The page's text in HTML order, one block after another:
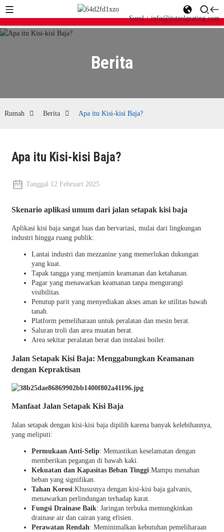
Surel：info@jtsteelgrating.com
Berita
Rumah Berita Apa itu Kisi-kisi Baja?
Apa itu Kisi-kisi Baja?
Tanggal 12 Februari 2025
Skenario aplikasi umum dari jalan setapak kisi baja
Aplikasi kisi baja sangat luas dan bervariasi, mulai dari lingkungan
industri hingga ruang publik:
Lantai industri dan mezzanine yang memerlukan dukungan
yang kuat.
Tapak tangga yang menjamin keamanan dan ketahanan.
Pagar yang menawarkan keamanan tanpa mengurangi
visibilitas.
Penutup parit yang menyediakan akses aman ke utilitas bawah
tanah.
Platform pemeliharaan untuk peralatan dan mesin berat.
Saluran troli dan area muatan berat.
Area sekitar peralatan berat dan instalasi boiler.
Jalan Setapak Kisi Baja: Menggabungkan Keamanan
dengan Kepraktisan
Manfaat Jalan Setapak Kisi Baja
Jalan setapak dengan kisi-kisi baja dipilih karena banyak kelebihannya,
yang meliputi:
Permukaan Anti-Selip: Memastikan keselamatan dengan
memberikan pegangan di bawah kaki.
Kekuatan dan Kapasitas Beban Tinggi:Mampu menahan
beban yang signifikan.
Tahan Korosi:Khususnya dengan kisi-kisi baja galvanis,
menawarkan perlindungan terhadap karat.
Fungsi Drainase Baik: Jaringan terbuka memungkinkan
drainase air dan cairan yang efisien.
Perawatan Rendah: Meminimalkan kebutuhan pemeliharaan